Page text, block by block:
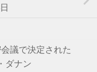
議で決定された
ダナン